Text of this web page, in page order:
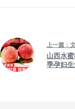
上一篇：
山西水
季孕妇